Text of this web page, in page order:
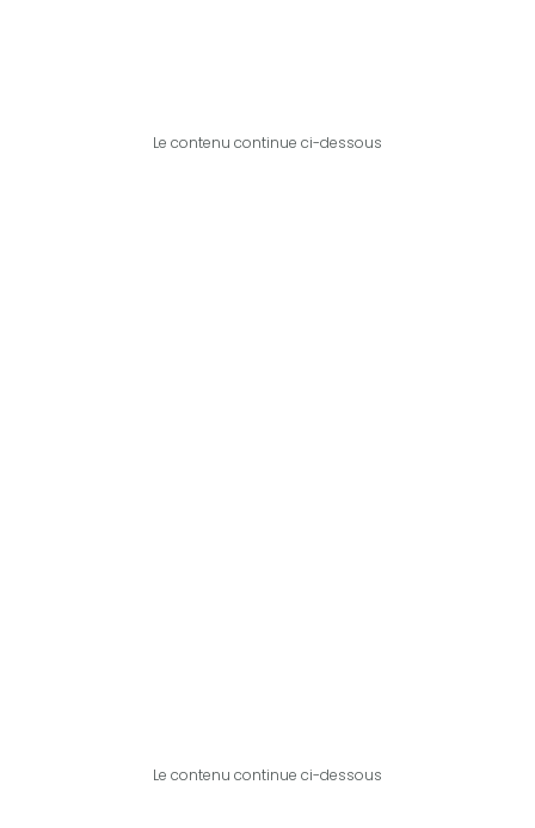
Le contenu continue ci-dessous
Le contenu continue ci-dessous